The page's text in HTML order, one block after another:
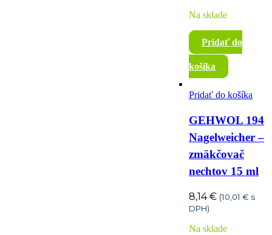
Na sklade
Pridať do
košíka
Pridať do košíka
GEHWOL 194
Nagelweicher –
zmäkčovač
nechtov 15 ml
8,14€ (10,01 € s
DPH)
Na sklade